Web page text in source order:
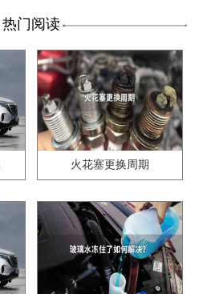
热门阅读
火花塞更换周期